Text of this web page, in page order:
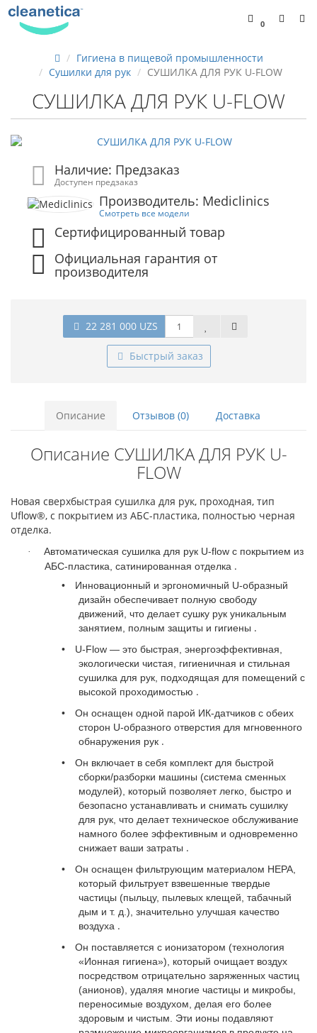
0
Гигиена в пищевой промышленности
Сушилки для рук
СУШИЛКА ДЛЯ РУК U-FLOW
СУШИЛКА ДЛЯ РУК U-FLOW
Наличие: Предзаказ
Доступен предзаказ
Производитель: Mediclinics
Смотреть все модели
Сертифицированный товар
Официальная гарантия от
производителя
22 281 000 UZS
Быстрый заказ
Описание Отзывов (0) Доставка
Описание СУШИЛКА ДЛЯ РУК U-
FLOW
Новая сверхбыстрая сушилка для рук, проходная, тип
Uflow®, с покрытием из АБС-пластика, полностью черная
отделка.
·
Автоматическая сушилка для рук U-flow с покрытием из
АБС-пластика, сатинированная отделка .
•
Инновационный и эргономичный U-образный
дизайн обеспечивает полную свободу
движений, что делает сушку рук уникальным
занятием, полным защиты и гигиены .
•
U-Flow — это быстрая, энергоэффективная,
экологически чистая, гигиеничная и стильная
сушилка для рук, подходящая для помещений с
высокой проходимостью .
•
Он оснащен одной парой ИК-датчиков с обеих
сторон U-образного отверстия для мгновенного
обнаружения рук .
•
Он включает в себя комплект для быстрой
сборки/разборки машины (система сменных
модулей), который позволяет легко, быстро и
безопасно устанавливать и снимать сушилку
для рук, что делает техническое обслуживание
намного более эффективным и одновременно
снижает ваши затраты .
•
Он оснащен фильтрующим материалом HEPA,
который фильтрует взвешенные твердые
частицы (пыльцу, пылевых клещей, табачный
дым и т. д.), значительно улучшая качество
воздуха .
•
Он поставляется с ионизатором (технология
«Ионная гигиена»), который очищает воздух
посредством отрицательно заряженных частиц
(анионов), удаляя многие частицы и микробы,
переносимые воздухом, делая его более
здоровым и чистым. Эти ионы подавляют